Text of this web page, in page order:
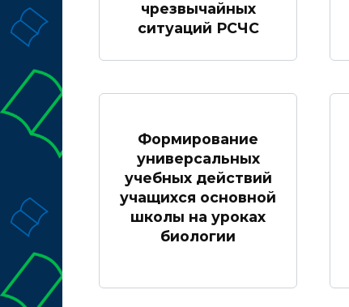
чрезвычайных
ситуаций РСЧС
Формирование
универсальных
учебных действий
учащихся основной
школы на уроках
биологии